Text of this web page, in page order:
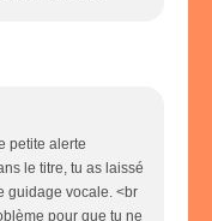
petite alerte
le titre, tu as laissé
guidage vocale. <br
pour que tu ne